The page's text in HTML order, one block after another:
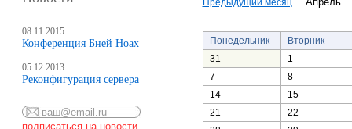
08.11.2015
Конференция Бней Ноах
05.12.2013
Реконфигурация сервера
Предыдущий месяц
Понедельник
Вторник
31
1
7
8
14
15
21
22